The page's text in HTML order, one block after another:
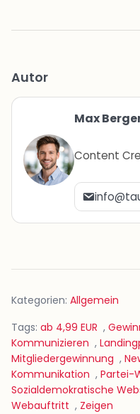
Autor
Max
Content
Kategorien: Allgemein
Tags: ab 4,99 EUR ,
Kommunizieren ,
Mitgliedergewinnung ,
Kommunikation , Partei-
Sozialdemokratische
Webauftritt , Zeigen